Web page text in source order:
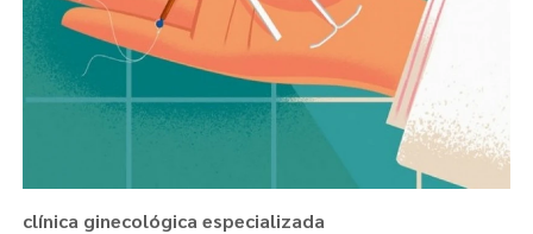
clínica ginecológica especializada